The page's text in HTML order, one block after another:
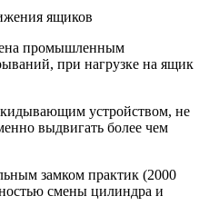
ящиков
промышленным
при нагрузке на ящик
устройством, не
выдвигать более чем
замком практик (2000
смены цилиндра и